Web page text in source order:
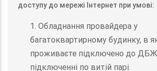
доступу до мережі Інтернет при умові:
1. Обладнання провайдера у
багатоквартирному будинку, в
проживаєте підключено до
підключенні по витій парі.